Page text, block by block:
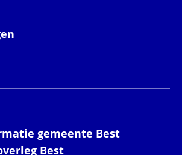
gemeente Best
Best